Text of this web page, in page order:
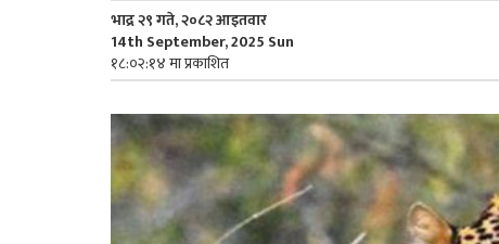
भाद्र २९ गते, २०८२ आइतवार
14th September, 2025 Sun
१८:०२:१४ मा प्रकाशित